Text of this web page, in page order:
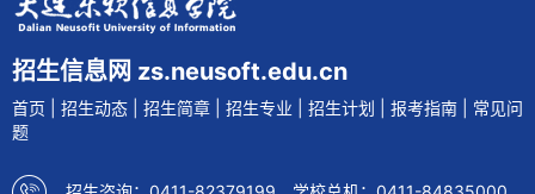
招生信息网 zs.neusoft.edu.cn
首页 招生动态 招生简章 招生专业 招生计划 报考指南
常见问
题